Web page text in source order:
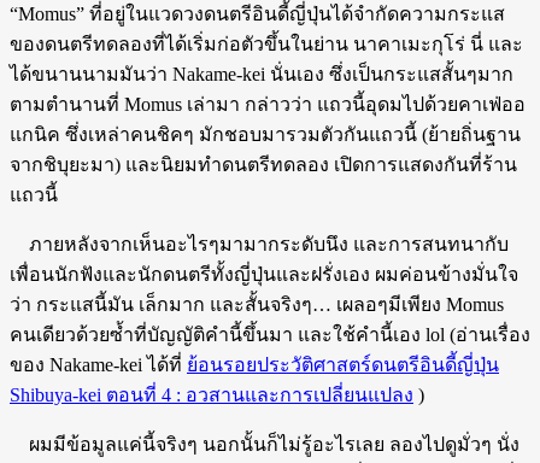
“Momus” ที่อยู่ในแวดวงดนตรีอินดี้ญี่ปุ่นได้จำกัดความกระแส
ของดนตรีทดลองที่ได้เริ่มก่อตัวขึ้นในย่าน นาคาเมะกุโร่ นี่ และ
ได้ขนานนามมันว่า Nakame-kei นั่นเอง ซึ่งเป็นกระแสสั้นๆมาก
ตามตำนานที่ Momus เล่ามา กล่าวว่า แถวนี้อุดมไปด้วยคาเฟ่ออ
แกนิค ซึ่งเหล่าคนชิคๆ มักชอบมารวมตัวกันแถวนี้ (ย้ายถิ่นฐาน
จากชิบุยะมา) และนิยมทำดนตรีทดลอง เปิดการแสดงกันที่ร้าน
แถวนี้
ภายหลังจากเห็นอะไรๆมามากระดับนึง และการสนทนากับ
เพื่อนนักฟังและนักดนตรีทั้งญี่ปุ่นและฝรั่งเอง ผมค่อนข้างมั่นใจ
ว่า กระแสนี้มัน เล็กมาก และสั้นจริงๆ… เผลอๆมีเพียง Momus
คนเดียวด้วยซ้ำที่บัญญัติคำนี้ขึ้นมา และใช้คำนี้เอง lol (อ่านเรื่อง
ของ Nakame-kei ได้ที่ ย้อนรอยประวัติศาสตร์ดนตรีอินดี้ญี่ปุ่น
Shibuya-kei ตอนที่ 4 : อวสานและการเปลี่ยนแปลง )
ผมมีข้อมูลแค่นี้จริงๆ นอกนั้นก็ไม่รู้อะไรเลย ลองไปดูมั่วๆ นั่ง